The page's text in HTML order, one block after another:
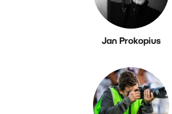
Jan Prokopius